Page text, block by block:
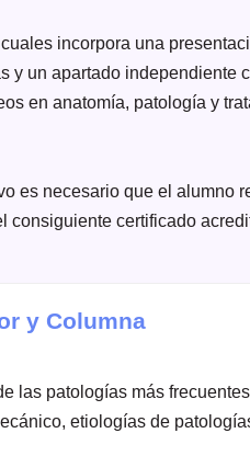
incorpora una
y un apartado independiente
en anatomía, patología y
es necesario que el alumno
consiguiente certificado
y Columna
las patologías más
etiologías de